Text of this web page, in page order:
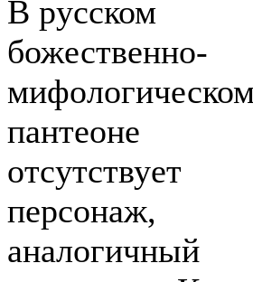
В русском
божественно-
пантеоне
отсутствует
персонаж,
аналогичный